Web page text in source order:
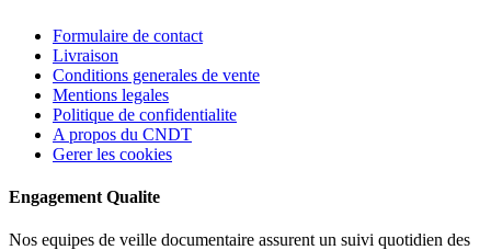
Formulaire de contact
Livraison
Conditions generales de vente
Mentions legales
Politique de confidentialite
A propos du CNDT
Gerer les cookies
Engagement Qualite
Nos equipes de veille documentaire assurent un suivi quotidien des